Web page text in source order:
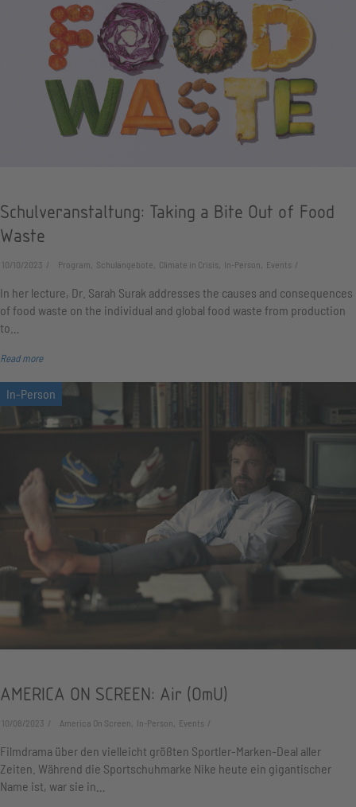
Schulveranstaltung: Taking a Bite Out of Food
Waste
10/10/2023 Program, Schulangebote, Climate in Crisis, In-Person, Events
In her lecture, Dr. Sarah Surak addresses the causes and consequences
of food waste on the individual and global food waste from production
to…
Read more
AMERICA ON SCREEN: Air (OmU)
10/08/2023 America On Screen, In-Person, Events
Filmdrama über den vielleicht größten Sportler-Marken-Deal aller
Zeiten. Während die Sportschuhmarke Nike heute ein gigantischer
Name ist, war sie in…